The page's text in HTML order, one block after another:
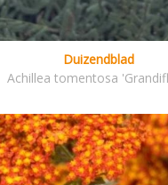
Duizendblad
Achillea tomentosa